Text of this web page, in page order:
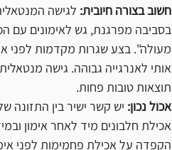
חשוב בצורה חיובית: לגישה
בסביבה מפרגנת, גש לאימונים עם
מעולה". בצע שגרות מקדמות לפני
אותי לאנרגייה גבוהה. גישה
תוצאות טובות פחות.
אכול נכון: יש קשר ישיר בין
אכילת חלבונים מיד לאחר אימון
הקפדה על אכילת פחמימות לפני